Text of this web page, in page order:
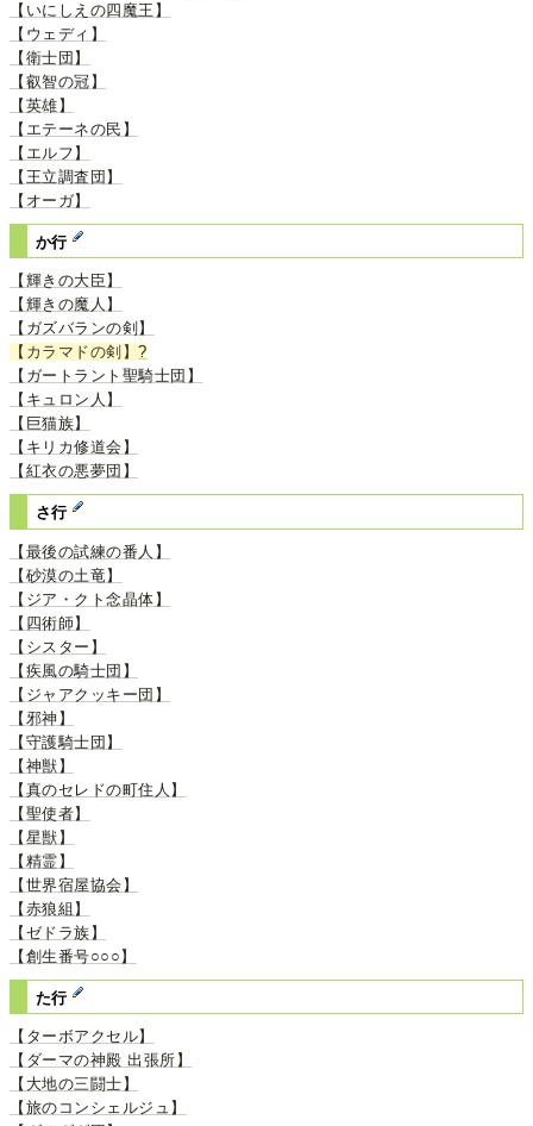
【いにしえの四魔王】
【ウェディ】
【衛士団】
【叡智の冠】
【英雄】
【エテーネの民】
【エルフ】
【王立調査団】
【オーガ】
か行
【輝きの大臣】
【輝きの魔人】
【ガズバランの剣】
【カラマドの剣】?
【ガートラント聖騎士団】
【キュロン人】
【巨猫族】
【キリカ修道会】
【紅衣の悪夢団】
さ行
【最後の試練の番人】
【砂漠の土竜】
【ジア・クト念晶体】
【四術師】
【シスター】
【疾風の騎士団】
【ジャアクッキー団】
【邪神】
【守護騎士団】
【神獣】
【真のセレドの町住人】
【聖使者】
【星獣】
【精霊】
【世界宿屋協会】
【赤狼組】
【ゼドラ族】
【創生番号○○○】
た行
【ターボアクセル】
【ダーマの神殿 出張所】
【大地の三闘士】
【旅のコンシェルジュ】